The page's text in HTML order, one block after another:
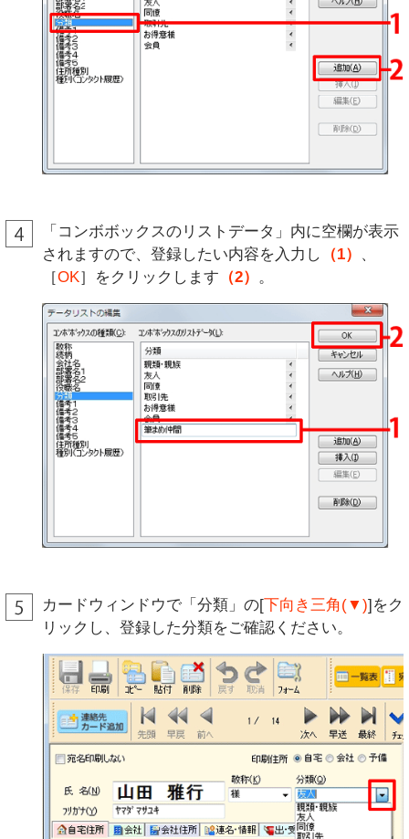
「コンボボックスのリストデータ」内に空欄が表示
されますので、登録したい内容を入力し
（1）
、
［OK］をクリックします （2） 。
カードウィンドウで「分類」の[下向き三角(▼)]をク
リックし、登録した分類をご確認ください。